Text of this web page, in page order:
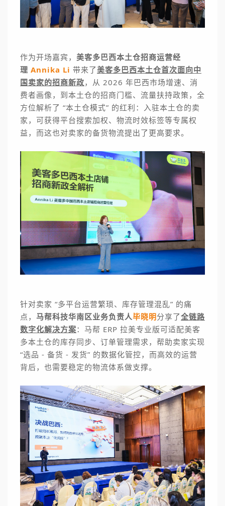
作为开场嘉宾， 美客多巴西本土仓招商运营经
理 Annika Li 带来了美客多巴西本土仓首次面向中
国卖家的招商新政，从 2026 年巴西市场增速、消
费者画像，到本土仓的招商门槛、流量扶持政策，全
方位解析了 “本土仓模式” 的红利：入驻本土仓的卖
家，可获得平台搜索加权、物流时效标签等专属权
益，而这也对卖家的备货物流提出了更高要求。
针对卖家 “多平台运营繁琐、库存管理混乱” 的痛
点， 马帮科技华南区业务负责人毕晓明分享了全链路
数字化解决方案：马帮 ERP 拉美专业版可适配美客
多本土仓的库存同步、订单管理需求，帮助卖家实现
“选品 - 备货 - 发货” 的数据化管控，而高效的运营
背后，也需要稳定的物流体系做支撑。